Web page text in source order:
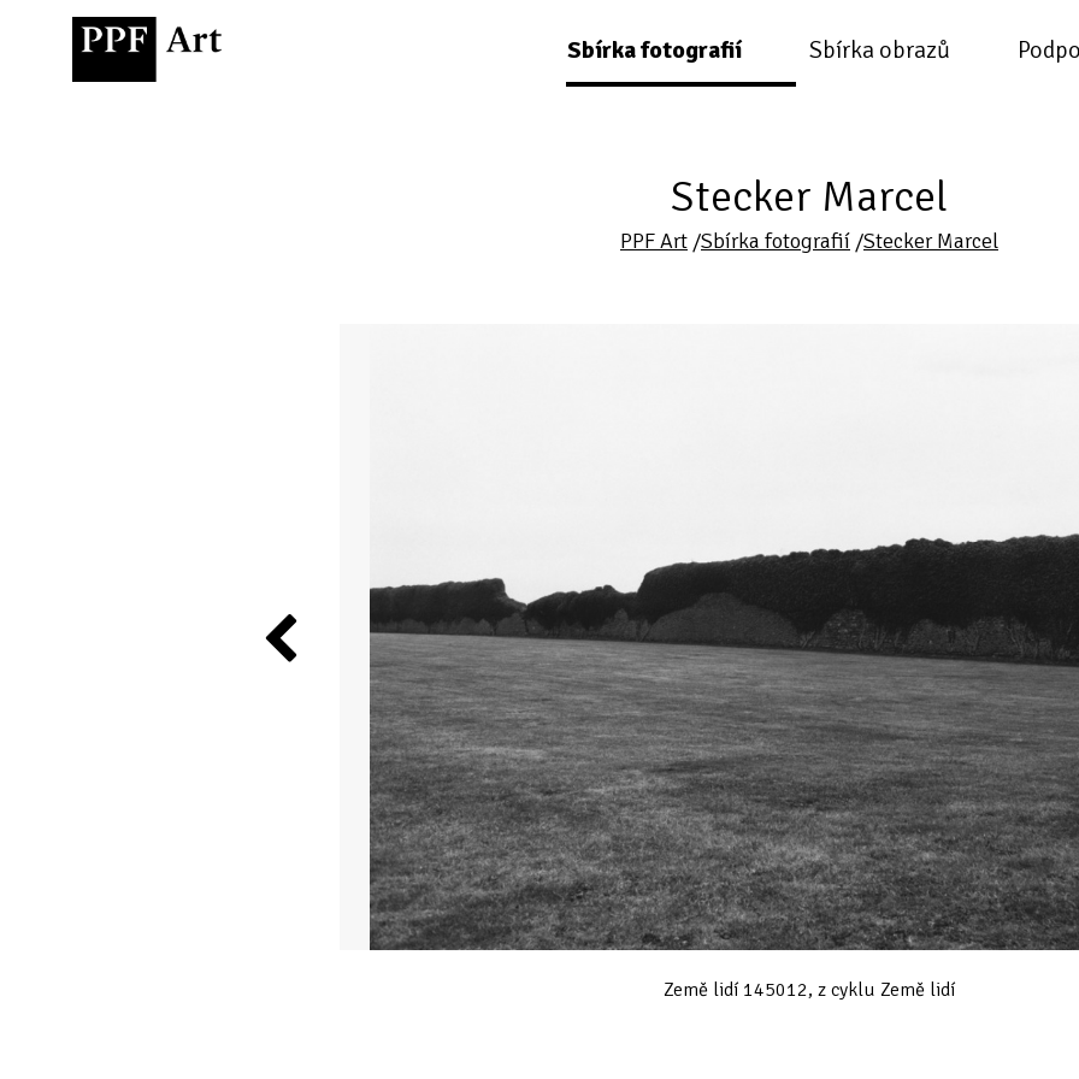
Sbírka fotografií Sbírka obrazů
Stecker Marcel
PPF Art /Sbírka fotografií /Stecker Marcel
Previous
Země lidí 145012, z cyklu Země lidí